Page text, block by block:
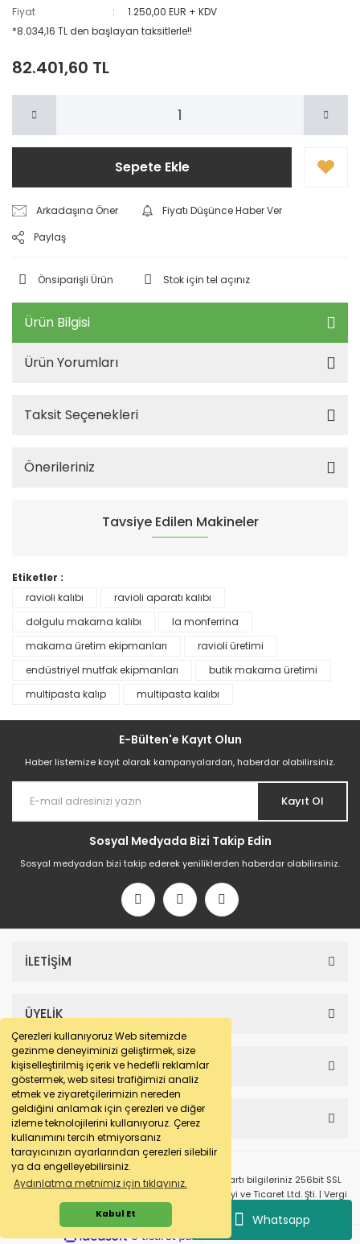
Çerezleri kullanıyoruz Web sitemizde
gezinme deneyiminizi geliştirmek, size
kişiselleştirilmiş içerik ve hedefli reklamlar
göstermek, web sitesi trafiğimizi analiz
etmek ve ziyaretçilerimizin nereden
geldiğini anlamak için çerezleri ve diğer
izleme teknolojilerini kullanıyoruz. Çerez
kullanımını tercih etmiyorsanız
tarayıcınızın ayarlarından çerezleri silebilir
ya da engelleyebilirsiniz.
Aydınlatma metnimiz için tıklayınız.
Kabul Et Whatsapp
Fiyat
1.250,00 EUR + KDV
*8.034,16 TL den başlayan taksitlerle!!
82.401,60 TL
Sepete Ekle
Arkadaşına Öner
Fiyatı Düşünce Haber Ver
Paylaş
Önsiparişli Ürün Stok için tel açınız
Ürün Bilgisi
Ürün Yorumları
Taksit Seçenekleri
Önerileriniz
Tavsiye Edilen Makineler
454.856,83 TL
Etiketler :
ravioli kalıbı
ravioli aparatı kalıbı
dolgulu makarna kalıbı
la monferrina
makarna üretim ekipmanları
ravioli üretimi
endüstriyel mutfak ekipmanları
butik makarna üretimi
multipasta kalıp
multipasta kalıbı
E-Bülten'e Kayıt Olun
Haber listemize kayıt olarak kampanyalardan, haberdar olabilirsiniz.
Kayıt Ol
Sosyal Medyada Bizi Takip Edin
Sosyal medyadan bizi takip ederek yeniliklerden haberdar olabilirsiniz.
İLETİŞİM
ÜYELİK
SAYFALAR
HESABIM
© e-makarna.com Tüm Hakları Saklıdır. Kredi kartı bilgileriniz 256bit SSL
sertifikası ile korunmaktadır. Pasfil Makine Sanayi ve Ticaret Ltd. Şti. | Vergi
No: 7220436611 | MERSİS No: 072204366100013 | Ticaret Sicil No: 586968-0
ideasoft e-